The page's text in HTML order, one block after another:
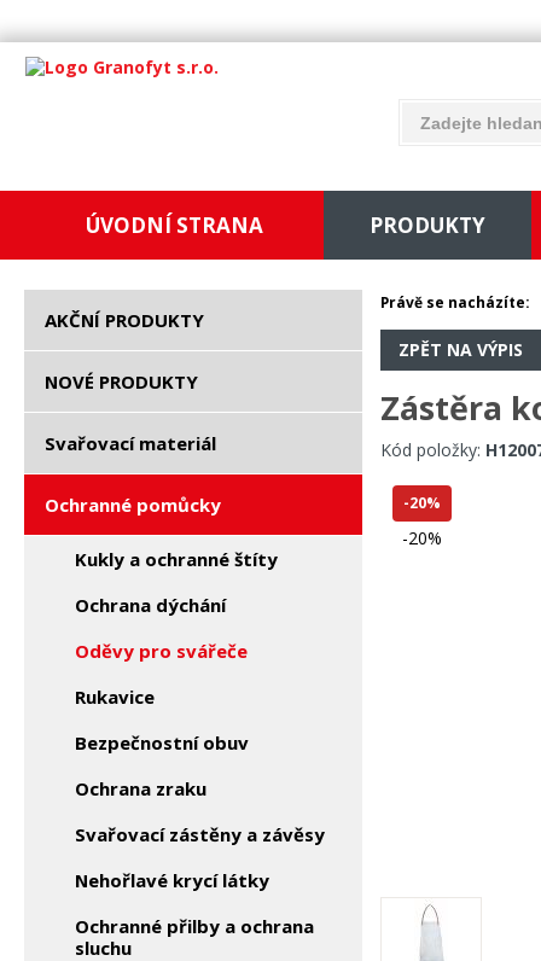
ÚVODNÍ STRANA PRODUKTY
AKČNÍ PRODUKTY
NOVÉ PRODUKTY
Svařovací materiál
Ochranné pomůcky
Kukly a ochranné štíty
Ochrana dýchání
Oděvy pro svářeče
Rukavice
Bezpečnostní obuv
Ochrana zraku
Svařovací zástěny a závěsy
Nehořlavé krycí látky
Ochranné přilby a ochrana
sluchu
Právě se nacházíte:
ZPĚT NA VÝPIS
Zástěra
Kód položky:
-20%
-20%